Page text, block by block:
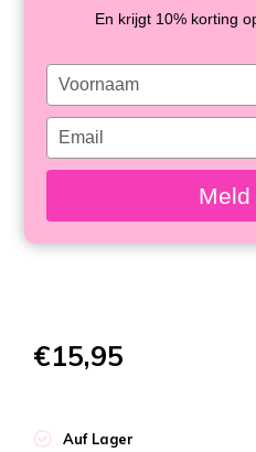
€15,95
Auf Lager
En krijgt 10% korting
Type
your
name
Type
your
email
Meld